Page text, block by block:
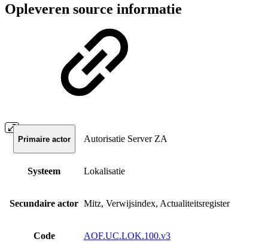
Opleveren source informatie
Primaire actor Autorisatie Server ZA
Systeem Lokalisatie
Secundaire actor Mitz, Verwijsindex, Actualiteitsregister
Code AOF.UC.LOK.100.v3